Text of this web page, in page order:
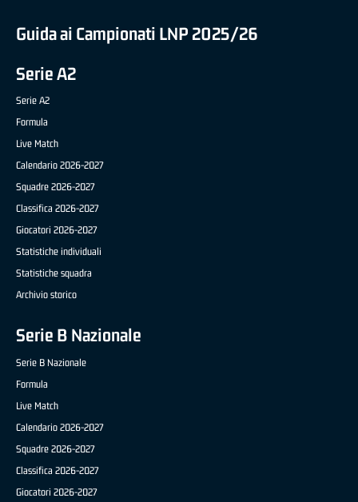
Guida ai Campionati LNP 2025/26
Serie A2
Serie A2
Formula
Live Match
Calendario 2026-2027
Squadre 2026-2027
Classifica 2026-2027
Giocatori 2026-2027
Statistiche individuali
Statistiche squadra
Archivio storico
Serie B Nazionale
Serie B Nazionale
Formula
Live Match
Calendario 2026-2027
Squadre 2026-2027
Classifica 2026-2027
Giocatori 2026-2027